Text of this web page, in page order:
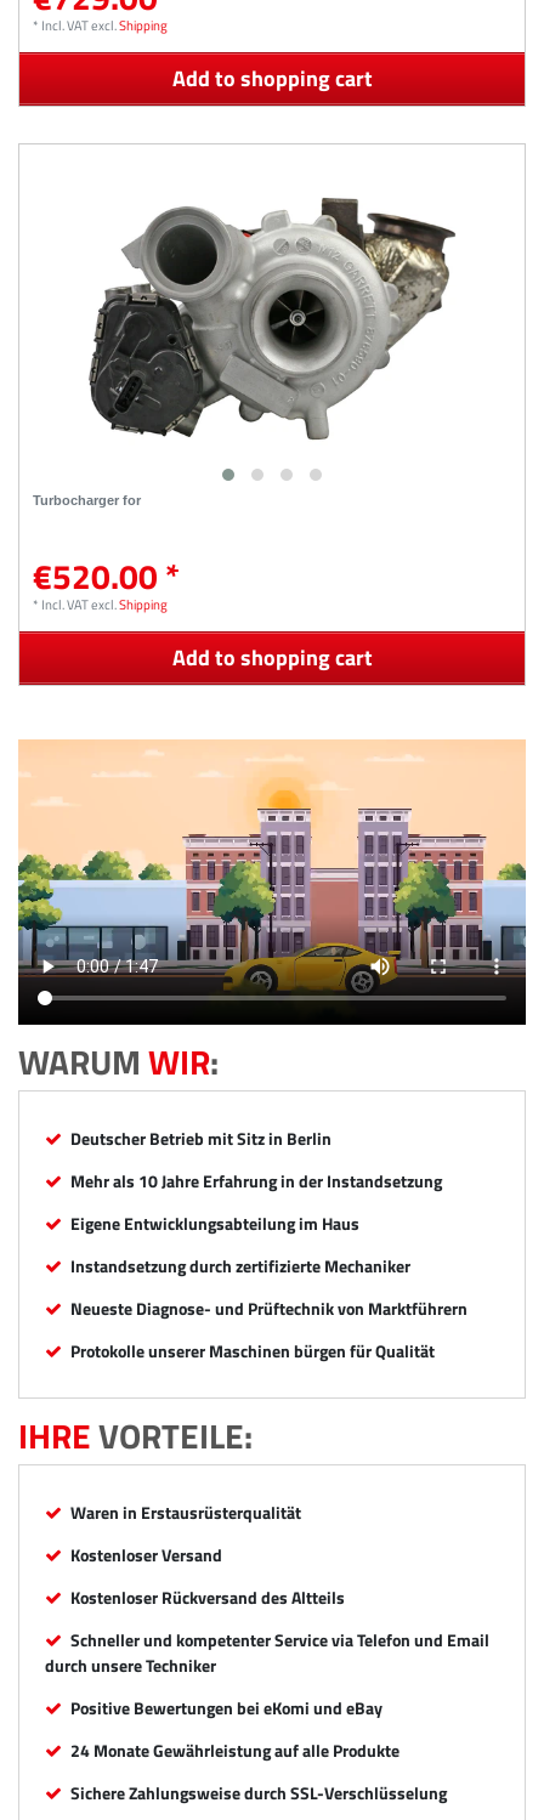
* Incl. VATexcl.Shipping
Add to shopping cart
Turbocharger for
€520.00 *
* Incl. VATexcl.Shipping
Add to shopping cart
WARUMWIR:
Deutscher Betrieb mit Sitz in Berlin
Mehr als 10 Jahre Erfahrung in der Instandsetzung
Eigene Entwicklungsabteilung im Haus
Instandsetzung durch zertifizierte Mechaniker
Neueste Diagnose- und Prüftechnik von Marktführern
Protokolle unserer Maschinen bürgen für Qualität
IHREVORTEILE:
Waren in Erstausrüsterqualität
Kostenloser Versand
Kostenloser Rückversand des Altteils
Schneller und kompetenter Service via Telefon und Email
durch unsere Techniker
Positive Bewertungen bei eKomi und eBay
24 Monate Gewährleistung auf alle Produkte
Sichere Zahlungsweise durch SSL-Verschlüsselung